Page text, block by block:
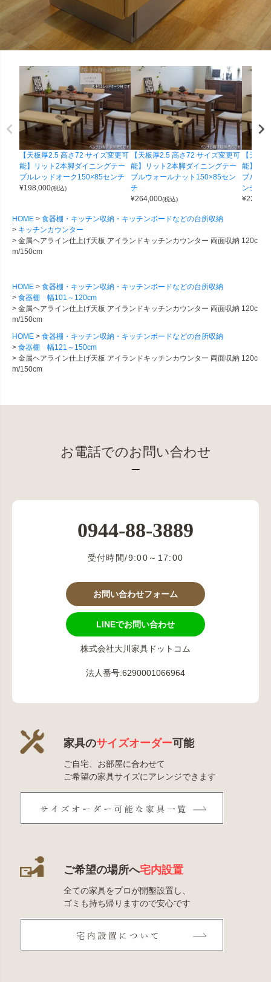
【天板厚2.5 高さ72 サイズ変更可
能】リット2本脚ダイニングテー
ブルレッドオーク150×85センチ
¥198,000(税込)
【天板厚2.5 高さ72 サイズ変更可
能】リット2本脚ダイニングテー
ブルウォールナット150×85セン
チ
¥264,000(税込)
【天板
能】リ
ブルブ
ンチ
¥
HOME
食器棚・キッチン収納・キッチンボードなどの台所収納
キッチンカウンター
金属ヘアライン仕上げ天板 アイランドキッチンカウンター 両面収納 120c
m/150cm
HOME
食器棚・キッチン収納・キッチンボードなどの台所収納
食器棚 幅101～120cm
金属ヘアライン仕上げ天板 アイランドキッチンカウンター 両面収納 120c
m/150cm
HOME
食器棚・キッチン収納・キッチンボードなどの台所収納
食器棚 幅121～150cm
金属ヘアライン仕上げ天板 アイランドキッチンカウンター 両面収納 120c
m/150cm
お電話でのお問い合わせ
0944-88-3889
受付時間/9:00～17:00
お問い合わせフォーム
LINEでお問い合わせ
株式会社大川家具ドットコム
法人番号:6290001066964
家具のサイズオーダー可能
ご自宅、お部屋に合わせて
ご希望の家具サイズにアレンジできます
ご希望の場所へ宅内設置
全ての家具をプロが開墾設置し、
ゴミも持ち帰りますので安心です